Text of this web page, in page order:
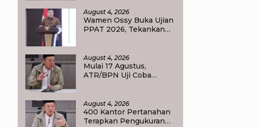
August 4, 2026
Wamen Ossy Buka Ujian
PPAT 2026, Tekankan
dalam Layanan
Pertanahan
August 4, 2026
Mulai 17 Agustus,
ATR/BPN Uji Coba
di 15 Kantor Pertanahan
August 4, 2026
400 Kantor Pertanahan
Terapkan Pengukuran